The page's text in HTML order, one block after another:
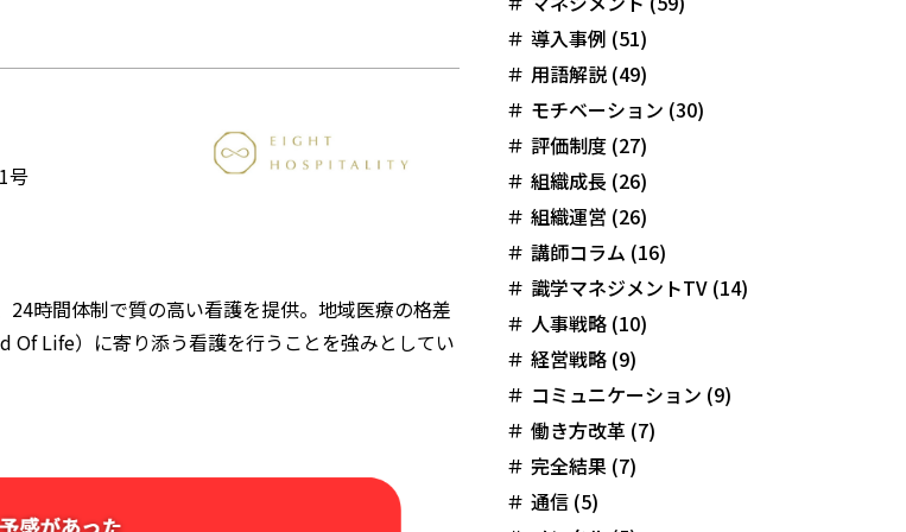
号
時間体制で質の高い看護を提供。地域医療の格差
Of Life）に寄り添う看護を行うことを強みとしてい
導入事例 (51)
用語解説 (49)
モチベーション (30)
評価制度 (27)
組織成長 (26)
組織運営 (26)
講師コラム (16)
識学マネジメントTV (14)
人事戦略 (10)
経営戦略 (9)
コミュニケーション (9)
働き方改革 (7)
完全結果 (7)
通信 (5)